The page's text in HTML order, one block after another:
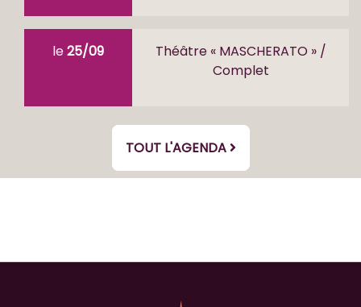
le25/09
Théâtre « MASCHERATO » /
Complet
TOUT L'AGENDA